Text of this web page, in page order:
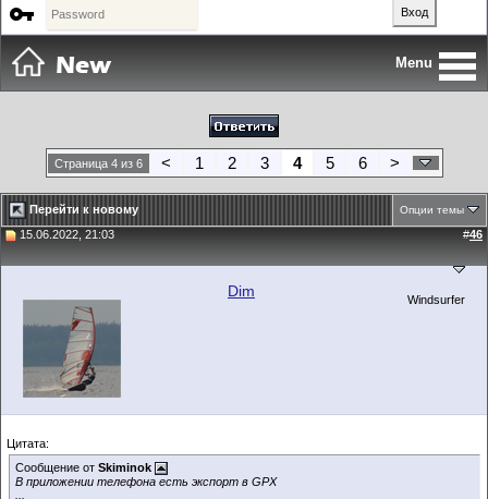

Menu
Страница 4 из 6 < 1 2 3 4 5 6 >
Перейти к новому Опции темы
15.06.2022, 21:03 #46
Dim Windsurfer
Цитата:
Сообщение от Skiminok
В приложении телефона есть экспорт в GPX